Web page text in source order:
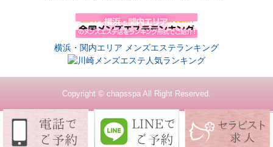
横浜・関内エリア メンズエステランキング
Copyright © chapsspa All Right Reserved.